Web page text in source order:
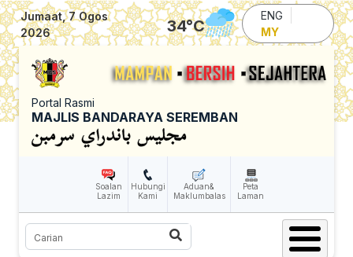
Skip to main content
Jumaat, 7 Ogos
2026
34°C
ENG
MY
Portal Rasmi
MAJLIS BANDARAYA SEREMBAN
Soalan
Lazim
Hubungi
Kami
Aduan&
Maklumbalas
Peta
Laman
Carian